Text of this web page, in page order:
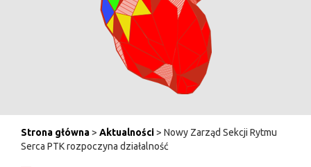
Strona główna> Aktualności> Nowy Zarząd Sekcji Rytmu
Serca PTK rozpoczyna działalność